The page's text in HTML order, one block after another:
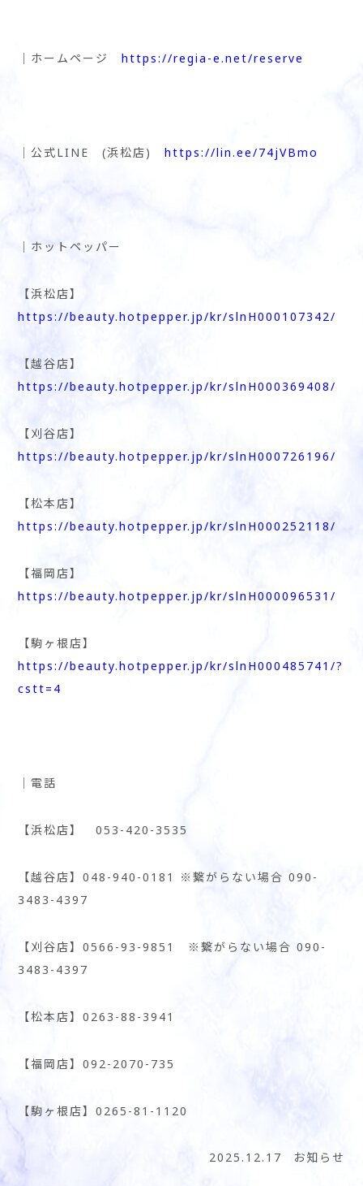
│ホームページ https://regia-e.net/reserve
│公式LINE (浜松店) https://lin.ee/74jVBmo
│ホットペッパー
【浜松店】
https://beauty.hotpepper.jp/kr/slnH000107342/
【越谷店】
https://beauty.hotpepper.jp/kr/slnH000369408/
【刈谷店】
https://beauty.hotpepper.jp/kr/slnH000726196/
【松本店】
https://beauty.hotpepper.jp/kr/slnH000252118/
【福岡店】
https://beauty.hotpepper.jp/kr/slnH000096531/
【駒ヶ根店】
https://beauty.hotpepper.jp/kr/slnH000485741/?
cstt=4
│電話
【浜松店】 053-420-3535
【越谷店】048-940-0181 ※繋がらない場合 090-
3483-4397
【刈谷店】0566-93-9851 ※繋がらない場合 090-
3483-4397
【松本店】0263-88-3941
【福岡店】092-2070-735
【駒ヶ根店】0265-81-1120
2025.12.17 お知らせ